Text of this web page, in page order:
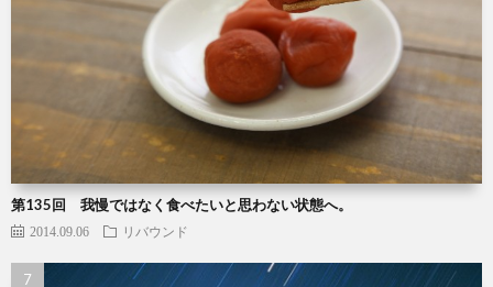
第135回 我慢ではなく食べたいと思わない状態へ。
2014.09.06 リバウンド